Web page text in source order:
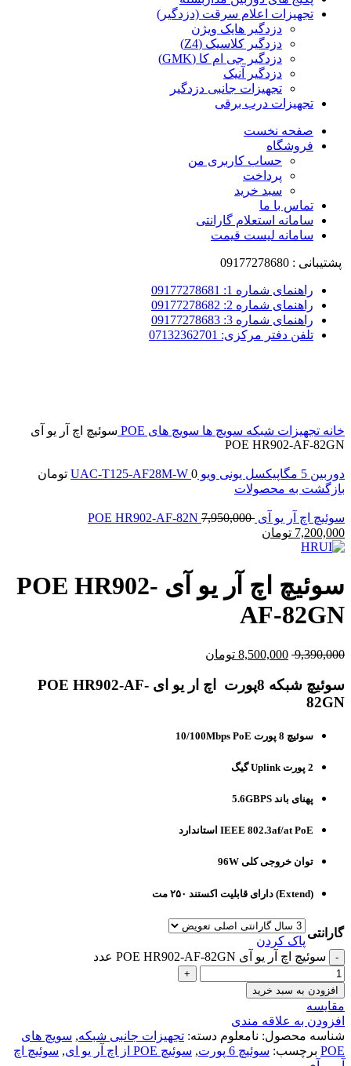
تجهیزات اعلام سرقت (دزدگیر)
دزدگیر هایک ویژن
دزدگیر کلاسیک (Z4)
دزدگیر جی ام کا (GMK)
دزدگیر آنیک
تجهیزات جانبی دزدگیر
تجهیزات درب برقی
صفحه نخست
فروشگاه
حساب کاربری من
پرداخت
سبد خرید
تماس با ما
سامانه استعلام گارانتی
سامانه لیست قیمت
پشتیبانی : 09177278680
راهنمای شماره 1: 09177278681
راهنمای شماره 2: 09177278682
راهنمای شماره 3: 09177278683
تلفن دفتر مرکزی: 07132362701
خانه تجهیزات شبکه سویچ ها سویچ های POE
سوئیچ اچ آر یو آی
POE HR902-AF-82GN
دوربین 5 مگاپیکسل یونی ویو UAC-T125-AF28M-W 0
تومان
بازگشت به محصولات
سوئیچ اچ آر یو آی POE HR902-AF-82N 7,950,000
7,200,000 تومان
سوئیچ اچ آر یو آی POE HR902-
AF-82GN
9,390,000
8,500,000 تومان
سوئیچ شبکه 8پورت اچ ار یو ای POE HR902-AF-
82GN
سوئیچ 8 پورت 10/100Mbps PoE
2 پورت Uplink گیگ
پهنای باند 5.6GBPS
IEEE 802.3af/at PoE استاندارد
توان خروجی کلی 96W
(Extend) دارای قابلیت اکستند ۲۵۰ مت
گارانتی
پاک کردن
سوئیچ اچ آر یو آی POE HR902-AF-82GN عدد
افزودن به سبد خرید
مقایسه
افزودن به علاقه مندی
شناسه محصول: نامعلوم دسته: تجهیزات جانبی شبکه, سویچ های
POE برچسب: سوئیچ 6 پورت , سوئیچ POE از اچ آر یو ای , سوئیچ اچ